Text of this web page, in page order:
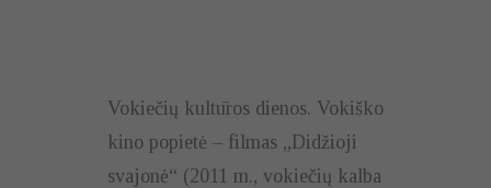
Vokiečių kultūros dienos. Vokiško
kino popietė – filmas „Didžioji
svajonė“ (2011 m., vokiečių kalba